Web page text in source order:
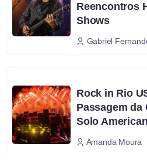
Reencontros
Shows
Gabriel
Rock in Rio
Passagem da
Solo
Amanda Moura